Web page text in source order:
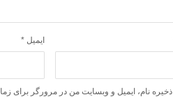
ایمیل *
ذخیره نام، ایمیل و وبسایت من در مرورگر برای